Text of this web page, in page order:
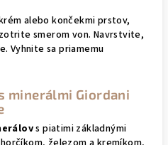
alebo končekmi prstov,
smerom von. Navrstvite,
Vyhnite sa priamemu
minerálmi Giordani
s piatimi základnými